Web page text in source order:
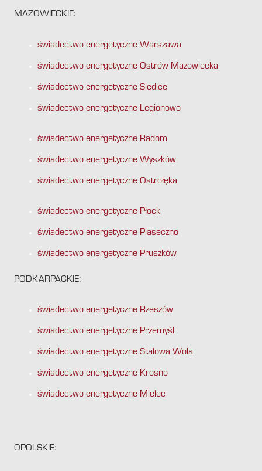
MAZOWIECKIE:
świadectwo energetyczne Warszawa
świadectwo energetyczne Ostrów Mazowiecka
świadectwo energetyczne Siedlce
świadectwo energetyczne Legionowo
świadectwo energetyczne Radom
świadectwo energetyczne Wyszków
świadectwo energetyczne Ostrołęka
świadectwo energetyczne Płock
świadectwo energetyczne Piaseczno
świadectwo energetyczne Pruszków
PODKARPACKIE:
świadectwo energetyczne Rzeszów
świadectwo energetyczne Przemyśl
świadectwo energetyczne Stalowa Wola
świadectwo energetyczne Krosno
świadectwo energetyczne Mielec
OPOLSKIE: